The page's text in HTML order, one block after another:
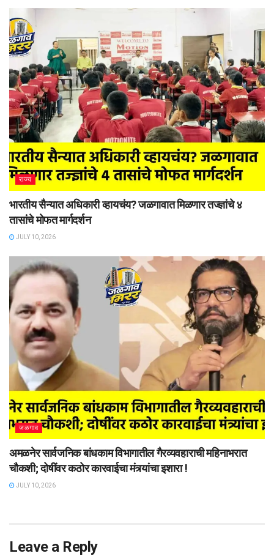
राज्य
भारतीय सैन्यात अधिकारी व्हायचंय? जळगावात मिळणार तज्ज्ञांचे ४
तासांचे मोफत मार्गदर्शन
JULY 10, 2026
जळगाव
अमळनेर सार्वजनिक बांधकाम विभागातील गैरव्यवहाराची महिनाभरात
चौकशी; दोषींवर कठोर कारवाईचा मंत्र्यांचा इशारा !
JULY 10, 2026
Leave a Reply